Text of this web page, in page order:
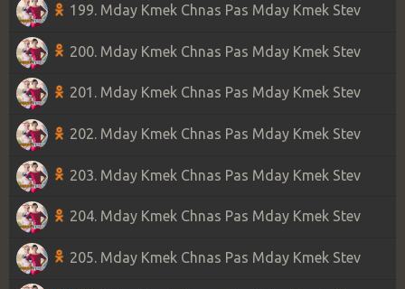
199. Mday Kmek Chnas Pas Mday Kmek Stev
200. Mday Kmek Chnas Pas Mday Kmek Stev
201. Mday Kmek Chnas Pas Mday Kmek Stev
202. Mday Kmek Chnas Pas Mday Kmek Stev
203. Mday Kmek Chnas Pas Mday Kmek Stev
204. Mday Kmek Chnas Pas Mday Kmek Stev
205. Mday Kmek Chnas Pas Mday Kmek Stev